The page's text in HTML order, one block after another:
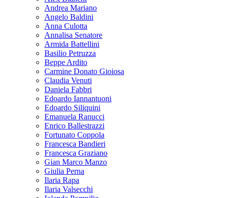
Andrea Mariano
Angelo Baldini
Anna Culotta
Annalisa Senatore
Armida Battellini
Basilio Petruzza
Beppe Ardito
Carmine Donato Gioiosa
Claudia Venuti
Daniela Fabbri
Edoardo Iannantuoni
Edoardo Siliquini
Emanuela Ranucci
Enrico Ballestrazzi
Fortunato Coppola
Francesca Bandieri
Francesca Graziano
Gian Marco Manzo
Giulia Perna
Ilaria Rapa
Ilaria Valsecchi